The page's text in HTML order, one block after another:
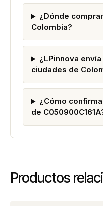
¿Dónde
Colombia?
¿LPinnova
ciudades de
¿Cómo
de
Productos